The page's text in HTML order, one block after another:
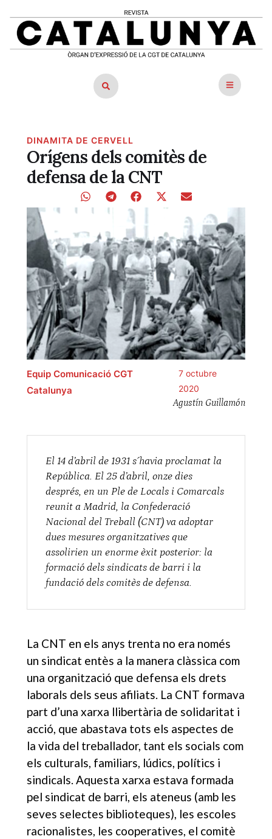
DINAMITA DE CERVELL
Orígens dels comitès de
defensa de la CNT
Equip Comunicació CGT
Catalunya
7 octubre
2020
Agustín Guillamón
El 14 d’abril de 1931 s´havia proclamat la
República. El 25 d’abril, onze dies
després, en un Ple de Locals i Comarcals
reunit a Madrid, la Confederació
Nacional del Treball (CNT) va adoptar
dues mesures organitzatives que
assolirien un enorme èxit posterior: la
formació dels sindicats de barri i la
fundació dels comitès de defensa.
La CNT en els anys trenta no era només
un sindicat entès a la manera clàssica com
una organització que defensa els drets
laborals dels seus afiliats. La CNT formava
part d’una xarxa llibertària de solidaritat i
acció, que abastava tots els aspectes de
la vida del treballador, tant els socials com
els culturals, familiars, lúdics, polítics i
sindicals. Aquesta xarxa estava formada
pel sindicat de barri, els ateneus (amb les
seves selectes biblioteques), les escoles
racionalistes, les cooperatives, el comitè